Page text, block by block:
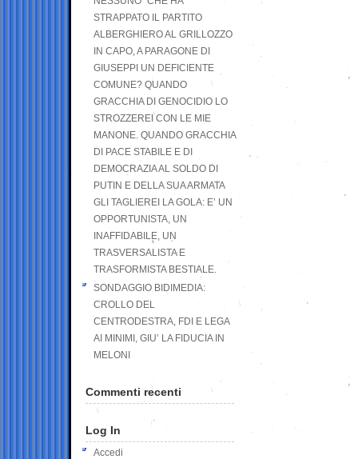
STRAPPATO IL PARTITO
ALBERGHIERO AL GRILLOZZO
IN CAPO, A PARAGONE DI
GIUSEPPI UN DEFICIENTE
COMUNE? QUANDO
GRACCHIA DI GENOCIDIO LO
STROZZEREI CON LE MIE
MANONE. QUANDO GRACCHIA
DI PACE STABILE E DI
DEMOCRAZIA AL SOLDO DI
PUTIN E DELLA SUA ARMATA
GLI TAGLIEREI LA GOLA: E’ UN
OPPORTUNISTA, UN
INAFFIDABILE, UN
TRASVERSALISTA E
TRASFORMISTA BESTIALE.
SONDAGGIO BIDIMEDIA:
CROLLO DEL
CENTRODESTRA, FDI E LEGA
AI MINIMI, GIU’ LA FIDUCIA IN
MELONI
Commenti recenti
Log In
Accedi